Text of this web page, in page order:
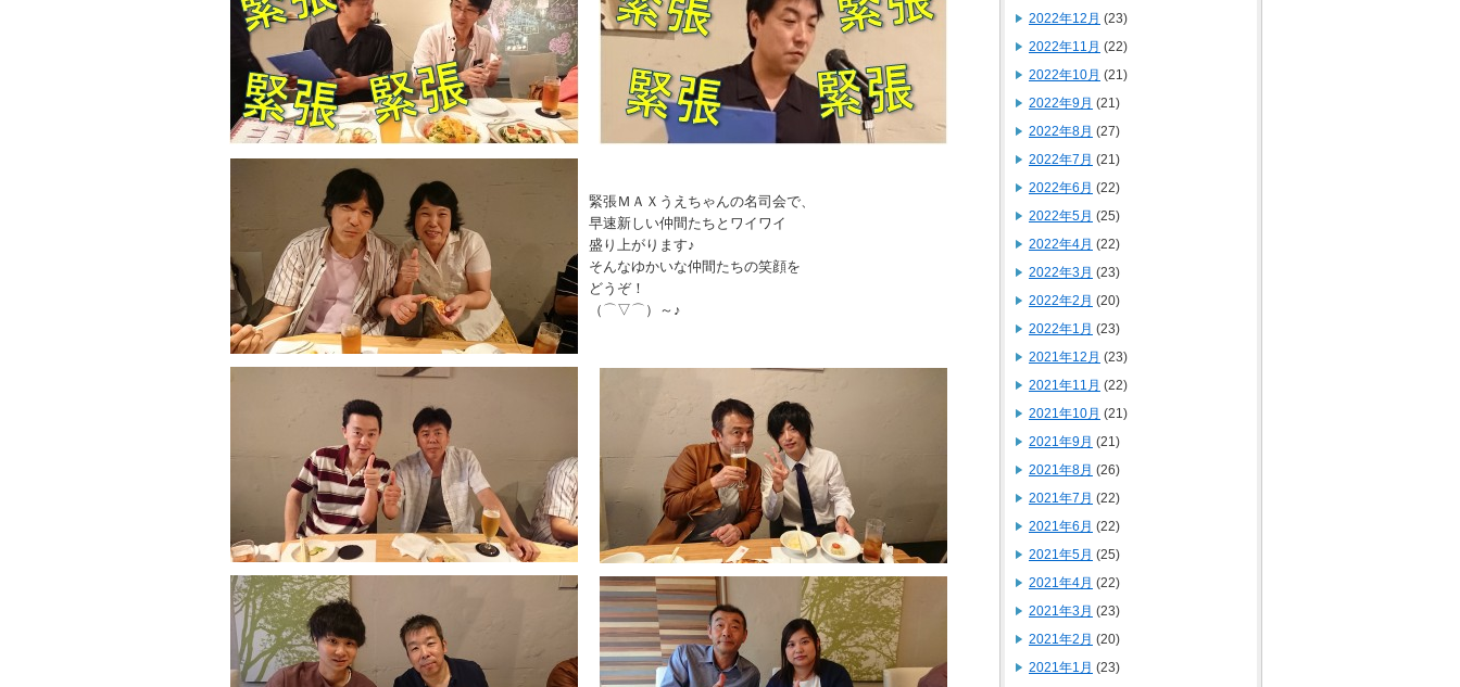
緊張ＭＡＸうえちゃんの名司会で、
早速新しい仲間たちとワイワイ
盛り上がります♪
そんなゆかいな仲間たちの笑顔を
どうぞ！
（⌒▽⌒）～♪
2022年12月 (23)
2022年11月 (22)
2022年10月 (21)
2022年9月 (21)
2022年8月 (27)
2022年7月 (21)
2022年6月 (22)
2022年5月 (25)
2022年4月 (22)
2022年3月 (23)
2022年2月 (20)
2022年1月 (23)
2021年12月 (23)
2021年11月 (22)
2021年10月 (21)
2021年9月 (21)
2021年8月 (26)
2021年7月 (22)
2021年6月 (22)
2021年5月 (25)
2021年4月 (22)
2021年3月 (23)
2021年2月 (20)
2021年1月 (23)